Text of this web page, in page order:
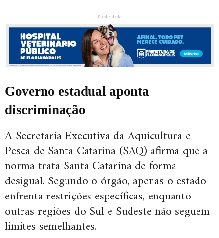
Publicidade
Governo estadual aponta
discriminação
A Secretaria Executiva da Aquicultura e
Pesca de Santa Catarina (SAQ) afirma que a
norma trata Santa Catarina de forma
desigual. Segundo o órgão, apenas o estado
enfrenta restrições específicas, enquanto
outras regiões do Sul e Sudeste não seguem
limites semelhantes.